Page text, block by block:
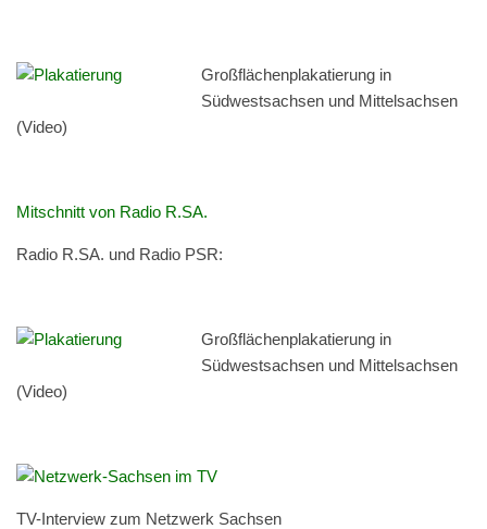
Großflächen­plakatierung in
Süd­west­sach­sen und Mit­tel­sach­sen
(Video)
Mitschnitt von Radio R.SA.
Radio R.SA. und Radio PSR:
Großflächen­plakatierung in
Süd­west­sach­sen und Mit­tel­sach­sen
(Video)
TV-Inter­view zum Net­zw­erk Sachsen